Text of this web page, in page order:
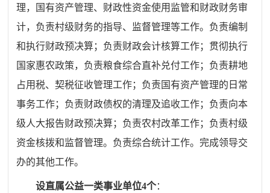
理，国有资产管理、财政性资金使用监管和财政财务审
计，负责村级财务的指导、监督管理等工作。负责编制
和执行财政预决算；负责财政会计核算工作；贯彻执行
国家惠农政策，负责粮食综合直补兑付工作；负责耕地
占用税、契税征收管理工作；负责国有资产管理的日常
事务工作；负责财政债权的清理及追收工作；负责向本
级人大报告财政预决算；负责农村改革工作；负责村级
资金核拨和监督管理。负责综合统计工作。完成领导交
办的其他工作。
设直属公益一类事业单位4个：